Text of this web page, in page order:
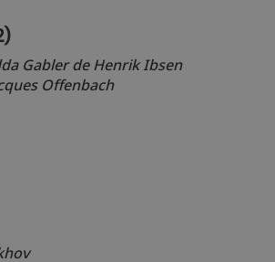
Gabler de Henrik Ibsen
Offenbach